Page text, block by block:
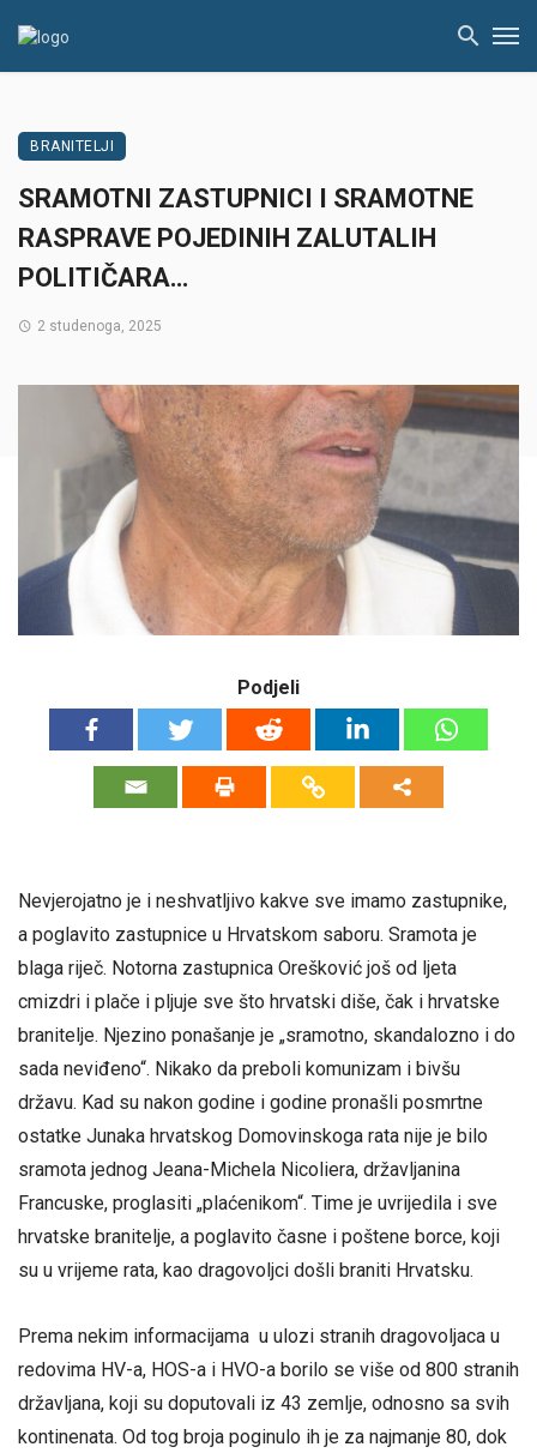
BRANITELJI
SRAMOTNI ZASTUPNICI I SRAMOTNE
RASPRAVE POJEDINIH ZALUTALIH
POLITIČARA…
2 studenoga, 2025
Podjeli
Nevjerojatno je i neshvatljivo kakve sve imamo zastupnike,
a poglavito zastupnice u Hrvatskom saboru. Sramota je
blaga riječ. Notorna zastupnica Orešković još od ljeta
cmizdri i plače i pljuje sve što hrvatski diše, čak i hrvatske
branitelje. Njezino ponašanje je „sramotno, skandalozno i do
sada neviđeno“. Nikako da preboli komunizam i bivšu
državu. Kad su nakon godine i godine pronašli posmrtne
ostatke Junaka hrvatskog Domovinskoga rata nije je bilo
sramota jednog Jeana-Michela Nicoliera, državljanina
Francuske, proglasiti „plaćenikom“. Time je uvrijedila i sve
hrvatske branitelje, a poglavito časne i poštene borce, koji
su u vrijeme rata, kao dragovoljci došli braniti Hrvatsku.
Prema nekim informacijama u ulozi stranih dragovoljaca u
redovima HV-a, HOS-a i HVO-a borilo se više od 800 stranih
državljana, koji su doputovali iz 43 zemlje, odnosno sa svih
kontinenata. Od tog broja poginulo ih je za najmanje 80, dok